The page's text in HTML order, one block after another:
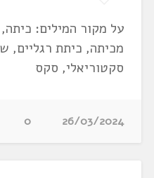
על מקור המילים:
מכיתה, כיתת רגליים,
סקטוריאלי, סקס
26/03/2024
0